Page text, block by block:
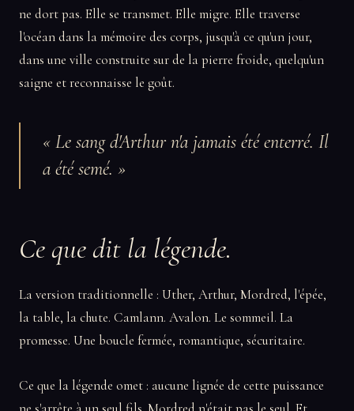
ne dort pas. Elle se transmet. Elle migre. Elle traverse
l'océan dans la mémoire des corps, jusqu'à ce qu'un jour,
dans une ville construite sur de la pierre froide, quelqu'un
saigne et reconnaisse le goût.
« Le sang d'Arthur n'a jamais été enterré. Il
a été semé. »
Ce que dit la légende.
La version traditionnelle : Uther, Arthur, Mordred, l'épée,
la table, la chute. Camlann. Avalon. Le sommeil. La
promesse. Une boucle fermée, romantique, sécuritaire.
Ce que la légende omet : aucune lignée de cette puissance